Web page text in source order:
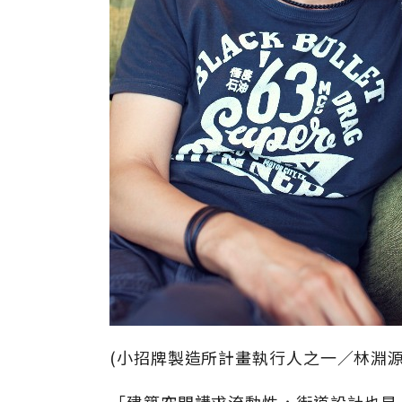
(小招牌製造所計畫執行人之一／林淵